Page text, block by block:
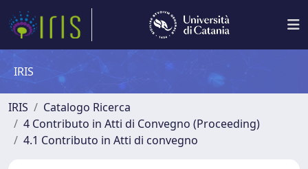
IRIS
IRIS
Catalogo Ricerca
4 Contributo in Atti di Convegno (Proceeding)
4.1 Contributo in Atti di convegno